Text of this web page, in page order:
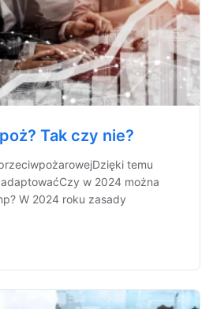
Tak czy nie?
temu
w 2024 można
W 2024 roku zasady